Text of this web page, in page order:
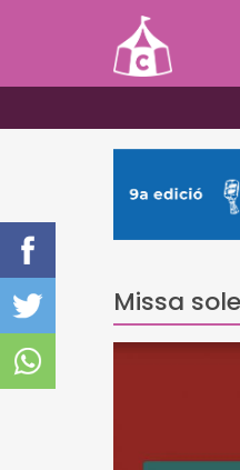
Missa